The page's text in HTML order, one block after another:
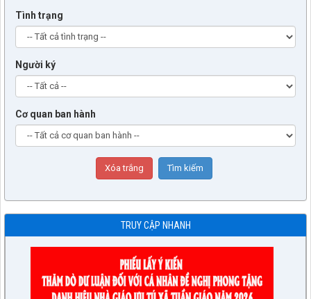
Tình trạng
Người ký
Cơ quan ban hành
TRUY CẬP NHANH